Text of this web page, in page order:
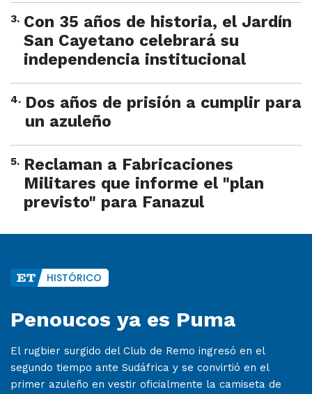
3. Con 35 años de historia, el Jardín
San Cayetano celebrará su
independencia institucional
4. Dos años de prisión a cumplir para
un azuleño
5. Reclaman a Fabricaciones
Militares que informe el "plan
previsto" para Fanazul
HISTÓRICO
Penoucos ya es Puma
El rugbier surgido del Club de Remo ingresó en el
segundo tiempo ante Sudáfrica y se convirtió en el
primer azuleño en vestir oficialmente la camiseta de